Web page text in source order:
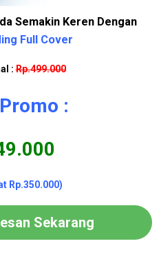
Semakin Keren Dengan
Full Cover
:Rp.499.000
:
Rp.350.000)
Sekarang